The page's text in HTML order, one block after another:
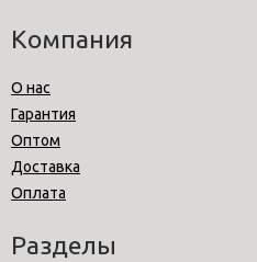
Компания
О нас
Гарантия
Оптом
Доставка
Оплата
Разделы